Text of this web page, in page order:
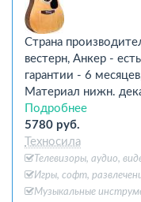
Страна
вестерн, Анкер -
гарантии - 6
Материал нижн.
Подробнее
5780 руб.
Техносила
Телевизоры, аудио,
Игры, софт,
Музыкальные